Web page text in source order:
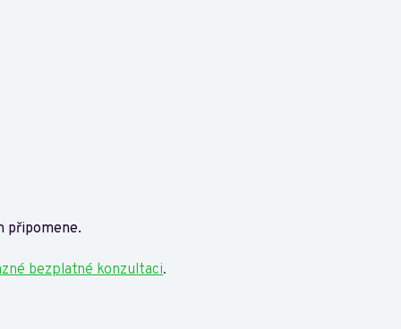
připomene.
bezplatné konzultaci.